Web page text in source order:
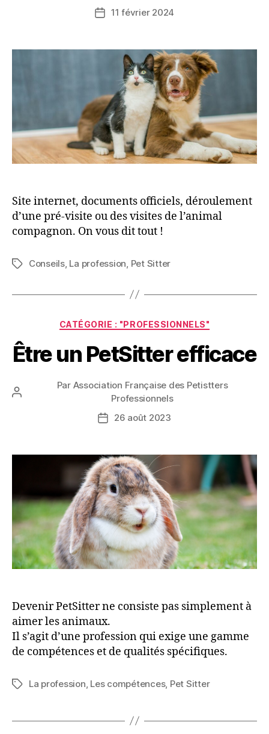
Date11 février 2024
Site internet, documents officiels, déroulement
d’une pré-visite ou des visites de l’animal
compagnon. On vous dit tout !
Étiquettes
Conseils, La profession Pet Sitter
Catégories
CATÉGORIE : "PROFESSIONNELS"
Être un PetSitter efficace
Auteur
Par Association Française des Petistters
Professionnels
Date26 août 2023
Devenir PetSitter ne consiste pas simplement à
aimer les animaux.
Il s’agit d’une profession qui exige une gamme
de compétences et de qualités spécifiques.
Étiquettes
La profession, Les compétences, Pet Sitter